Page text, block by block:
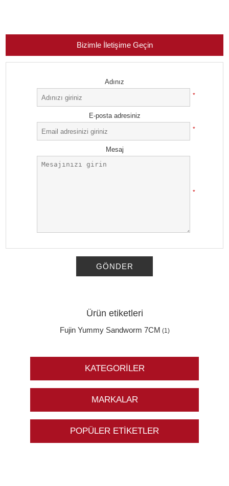
Bizimle İletişime Geçin
Adınız
*
E-posta adresiniz
*
Mesaj
*
GÖNDER
Ürün etiketleri
Fujin Yummy Sandworm 7CM (1)
KATEGORILER
MARKALAR
POPÜLER ETIKETLER